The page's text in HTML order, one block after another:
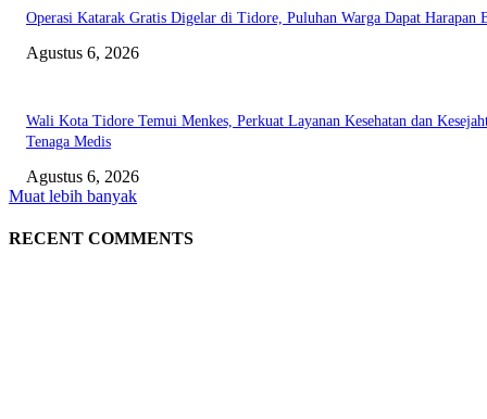
Operasi Katarak Gratis Digelar di Tidore, Puluhan Warga Dapat Harapan
Agustus 6, 2026
Wali Kota Tidore Temui Menkes, Perkuat Layanan Kesehatan dan
Tenaga Medis
Agustus 6, 2026
Muat lebih banyak
RECENT COMMENTS